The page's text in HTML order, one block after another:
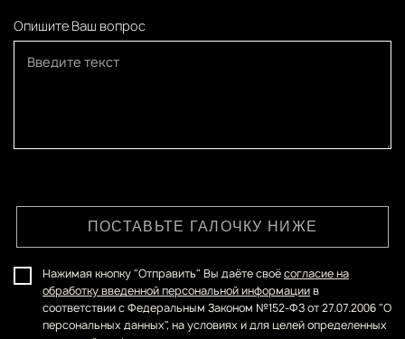
Опишите Ваш вопрос
ПОСТАВЬТЕ ГАЛОЧКУ НИЖЕ
Нажимая кнопку "Отправить" Вы даёте своёсогласие на
обработку введенной персональной информациив
соответствии с Федеральным Законом №152-ФЗ от 27.07.2006 "О
персональных данных", на условиях и для целей определенных